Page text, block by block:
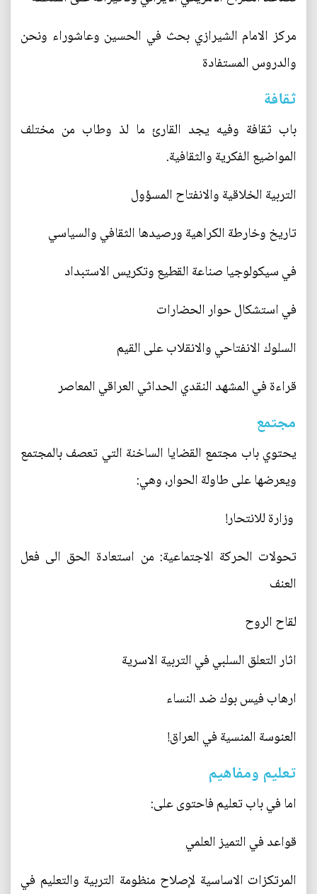
مركز الامام الشيرازي بحث في الحسين وعاشوراء ونحن
والدروس المستفادة
ثقافة
باب ثقافة وفيه يجد القارئ ما لذ وطاب من مختلف
المواضيع الفكرية والثقافية.
التربية الخلاقية والانفتاح المسؤول
تاريخ وخارطة الكراهية ورصيدها الثقافي والسياسي
في سيكولوجيا صناعة القطيع وتكريس الاستبداد
في استشكال حوار الحضارات
السلوك الانفتاحي والانقلاب على القيم
قراءة في المشهد النقدي الحداثي العراقي المعاصر
مجتمع
يحتوي باب مجتمع القضايا الساخنة التي تعصف بالمجتمع
ويعرضها على طاولة الحوار، وهي:
وزارة للانتحار!
تحولات الحركة الاجتماعية: من استعادة الحق الى فعل
العنف
لقاح الروح
اثار التعلق السلبي في التربية الاسرية
ارهاب فيس بوك ضد النساء
العنوسة المنسية في العراق!
تعليم ومفاهيم
اما في باب تعليم فاحتوى على:
قواعد في التميز العلمي
المرتكزات الاساسية لإصلاح منظومة التربية والتعليم في